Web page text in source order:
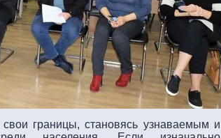
границы, становясь узнаваемым и